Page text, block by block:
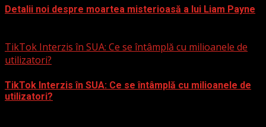
Detalii noi despre moartea misterioasă a lui Liam Payne
TikTok Interzis în SUA: Ce se întâmplă cu milioanele de
utilizatori?
TikTok Interzis în SUA: Ce se întâmplă cu milioanele de
utilizatori?